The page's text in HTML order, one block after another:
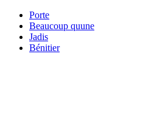
Porte
Beaucoup quune
Jadis
Bénitier